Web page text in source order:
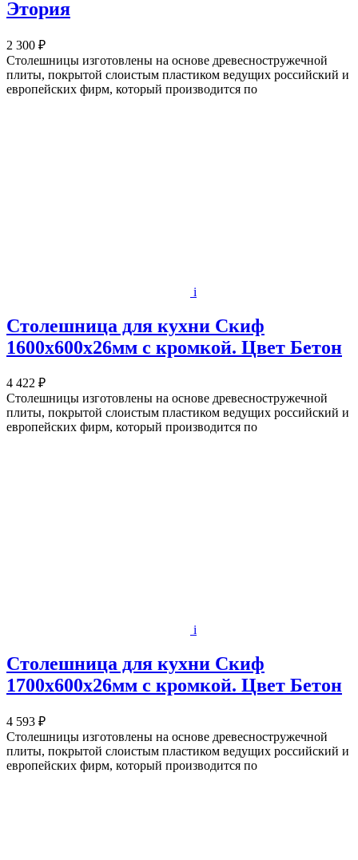
Этория
2 300 ₽
Столешницы изготовлены на основе древесностружечной
плиты, покрытой слоистым пластиком ведущих российский и
европейских фирм, который производится по
i
Столешница для кухни Скиф
1600х600x26мм с кромкой. Цвет Бетон
4 422 ₽
Столешницы изготовлены на основе древесностружечной
плиты, покрытой слоистым пластиком ведущих российский и
европейских фирм, который производится по
i
Столешница для кухни Скиф
1700х600x26мм с кромкой. Цвет Бетон
4 593 ₽
Столешницы изготовлены на основе древесностружечной
плиты, покрытой слоистым пластиком ведущих российский и
европейских фирм, который производится по